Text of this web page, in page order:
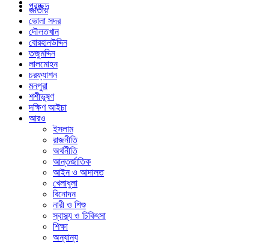
প্রচ্ছদ
জাতীয়
ভোলা সদর
দৌলতখান
বোরহানউদ্দিন
তজুমদ্দিন
লালমোহন
চরফ্যাশন
মনপুরা
শশীভূষণ
দক্ষিণ আইচা
আরও
ইসলাম
রাজনীতি
অর্থনীতি
আন্তর্জাতিক
আইন ও আদালত
খেলাধুলা
বিনোদন
নারী ও শিশু
স্বাস্থ্য ও চিকিৎসা
শিক্ষা
অন্যান্য